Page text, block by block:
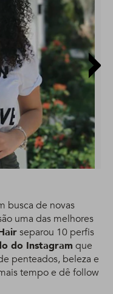
busca de novas
uma das melhores
separou 10 perfis
do Instagram que
penteados, beleza e
tempo e dê follow